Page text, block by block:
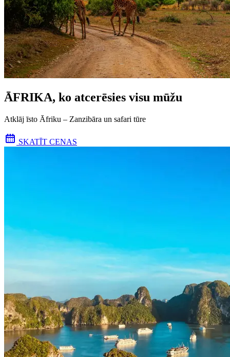
ĀFRIKA, ko atcerēsies visu mūžu
Atklāj īsto Āfriku – Zanzibāra un safari tūre
SKATĪT CENAS